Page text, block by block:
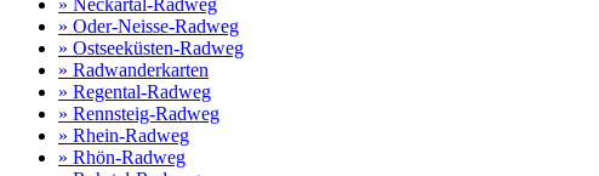
» Oder-Neisse-Radweg
» Ostseeküsten-Radweg
» Radwanderkarten
» Regental-Radweg
» Rennsteig-Radweg
» Rhein-Radweg
» Rhön-Radweg